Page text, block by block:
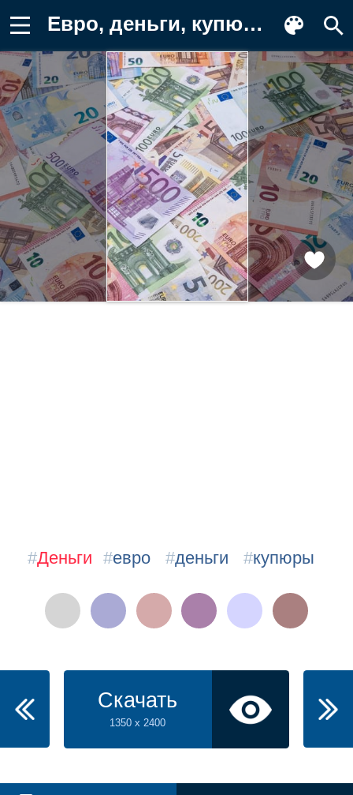
Евро, деньги, купюры Обои
#Деньги #евро #деньги #купюры
Скачать
1350 x 2400